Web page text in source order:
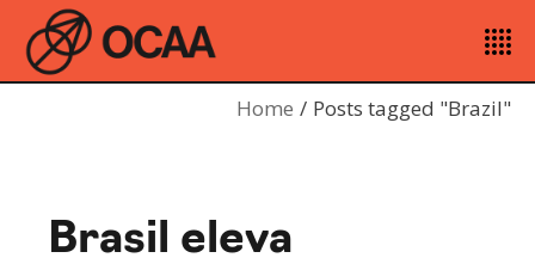
Home Posts tagged "Brazil"
Brasil eleva